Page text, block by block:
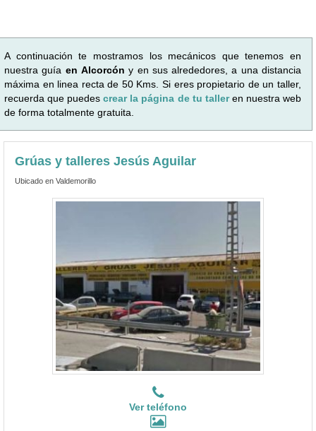
A continuación te mostramos los mecánicos que tenemos en
nuestra guía en Alcorcón y en sus alrededores, a una distancia
máxima en linea recta de 50 Kms. Si eres propietario de un taller,
recuerda que puedescrear la página de tu talleren nuestra web
de forma totalmente gratuita.
Grúas y talleres Jesús Aguilar
Ubicado en Valdemorillo
Ver teléfono